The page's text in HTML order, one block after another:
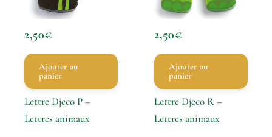
2,50€
Ajouter au
panier
Lettre Djeco P –
Lettres animaux
2,50€
Ajouter au
panier
Lettre Djeco R –
Lettres animaux